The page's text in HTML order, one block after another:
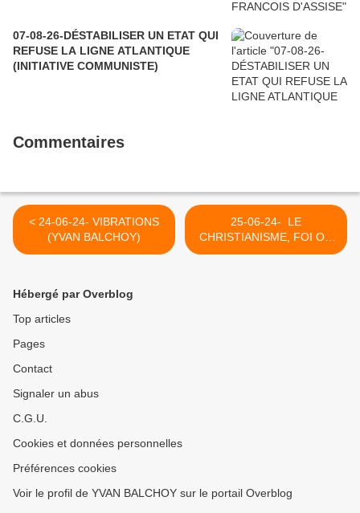
07-08-26-DÉSTABILISER UN ETAT QUI
REFUSE LA LIGNE ATLANTIQUE
(INITIATIVE COMMUNISTE)
Commentaires
< 24-06-24- VIBRATIONS
(YVAN BALCHOY)
25-06-24- LE
CHRISTIANISME, FOI OU
RELIGION (15) SUITE ET
Hébergé par Overblog
Top articles
Pages
Contact
Signaler un abus
C.G.U.
Cookies et données personnelles
Préférences cookies
Voir le profil de YVAN BALCHOY sur le portail Overblog